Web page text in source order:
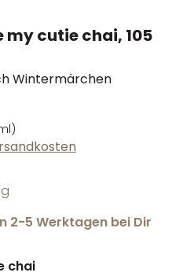
my cutie chai, 105
Wintermärchen
2-5 Werktagen bei Dir
chai